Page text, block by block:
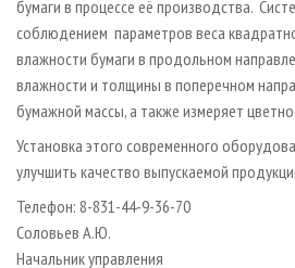
бумаги в процессе её производства.
соблюдением параметров веса
влажности бумаги в продольном
влажности и толщины в поперечном
бумажной массы, а также измеряет
Установка этого современного
улучшить качество выпускаемой
Телефон: 8-831-44-9-36-70
Соловьев А.Ю.
Начальник управления